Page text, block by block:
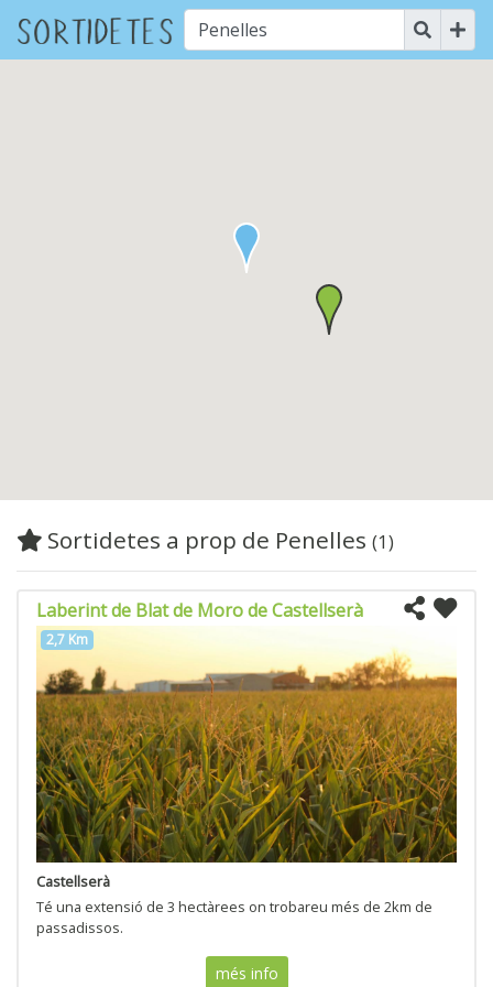
Sortidetes a prop de Penelles (1)
Laberint de Blat de Moro de Castellserà
2,7 Km
Castellserà
Té una extensió de 3 hectàrees on trobareu més de 2km de
passadissos.
més info